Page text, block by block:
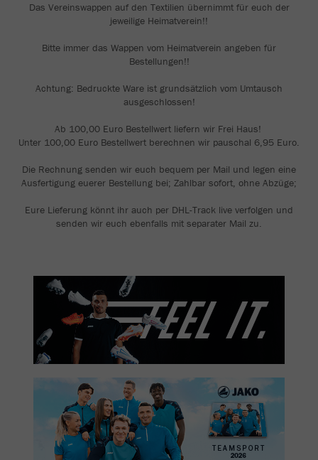
Das Vereinswappen auf den Textilien übernimmt für euch der
jeweilige Heimatverein!!
Bitte immer das Wappen vom Heimatverein angeben für
Bestellungen!!
Achtung: Bedruckte Ware ist grundsätzlich vom Umtausch
ausgeschlossen!
Ab 100,00 Euro Bestellwert liefern wir Frei Haus!
Unter 100,00 Euro Bestellwert berechnen wir pauschal 6,95 Euro.
Die Rechnung senden wir euch bequem per Mail und legen eine
Ausfertigung euerer Bestellung bei; Zahlbar sofort, ohne Abzüge;
Eure Lieferung könnt ihr auch per DHL-Track live verfolgen und
senden wir euch ebenfalls mit separater Mail zu.